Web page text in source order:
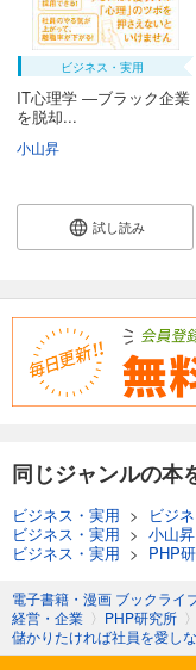
ビジネス・実用
IT心理学 ―ブラック企業
を脱却...
小山昇
試し読み
同じジャンルの本
ビジネス・実用 > ビジ
ビジネス・実用 > 小山昇
ビジネス・実用 > PHP
電子書籍・漫画 ブックライ
経営・企業 〉 PHP研究所 〉
儲かりたければ社員を愛し